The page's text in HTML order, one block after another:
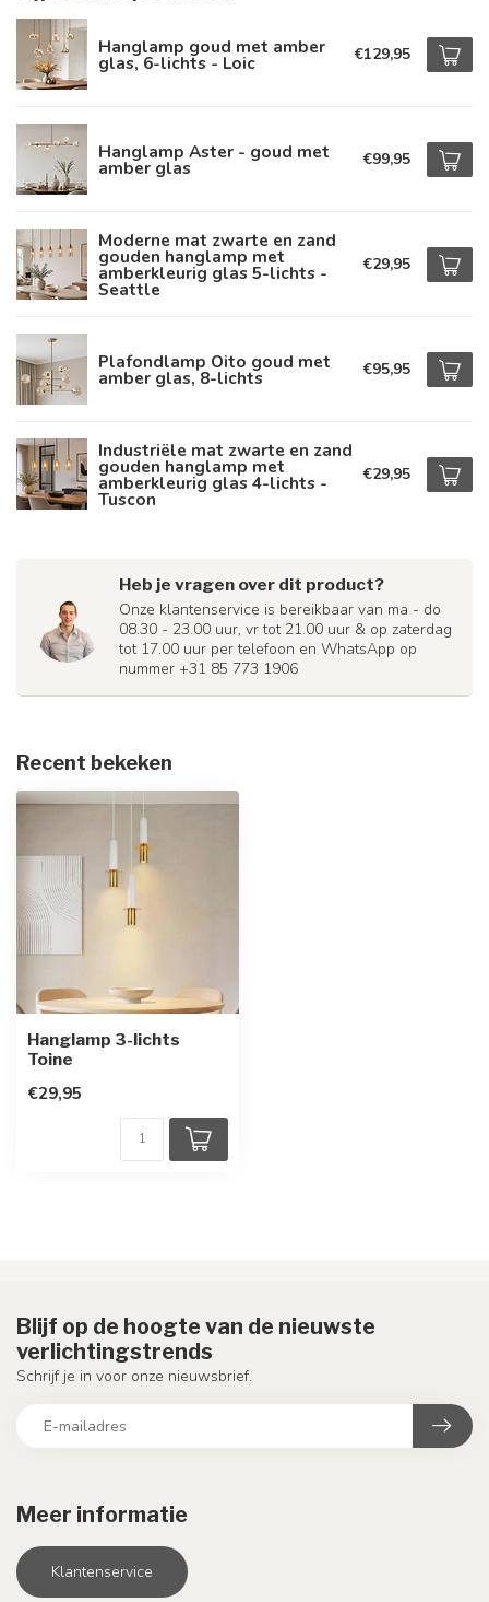
Hanglamp goud met amber
glas, 6-lichts - Loic €129,95
Hanglamp Aster - goud met
amber glas €99,95
Moderne mat zwarte en zand
gouden hanglamp met
amberkleurig glas 5-lichts -
Seattle
€29,95
Plafondlamp Oito goud met
amber glas, 8-lichts €95,95
Industriële mat zwarte en zand
gouden hanglamp met
amberkleurig glas 4-lichts -
Tuscon
€29,95
Heb je vragen over dit product?
Onze klantenservice is bereikbaar van ma - do
08.30 - 23.00 uur, vr tot 21.00 uur & op zaterdag
tot 17.00 uur per telefoon en WhatsApp op
nummer +31 85 773 1906
Recent bekeken
Hanglamp 3-lichts
Toine
€29,95
Meer informatie
Klantenservice
Blijf op de hoogte van de nieuwste
verlichtingstrends
Schrijf je in voor onze nieuwsbrief.